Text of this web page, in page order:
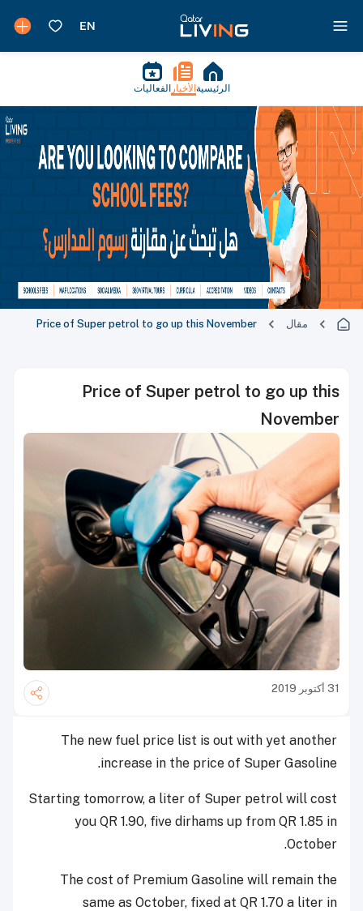
الرئيسية الأخبار الفعاليات
مقال Price of Super petrol to go up this November
Price of Super petrol to go up this
November
31 أكتوبر 2019
The new fuel price list is out with yet another
increase in the price of Super Gasoline.
Starting tomorrow, a liter of Super petrol will cost
you QR 1.90, five dirhams up from QR 1.85 in
October.
The cost of Premium Gasoline will remain the
same as October, fixed at QR 1.70 a liter in